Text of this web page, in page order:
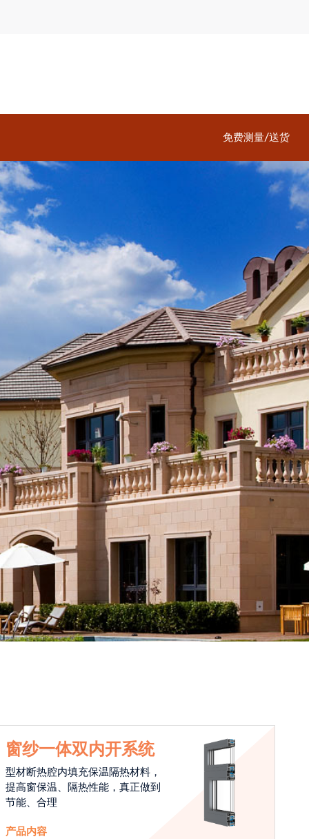
免费测量/送货
窗纱一体双内开系统
型材断热腔内填充保温隔热材料，
提高窗保温、隔热性能，真正做到
节能、合理
产品内容